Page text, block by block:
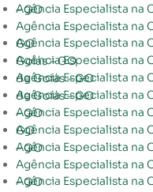
Agência Especialista na Criação de Site em Avelinópolis – GO
Agência Especialista na
Agência Especialista na Criação de Site em Barro Alto – GO
Agência Especialista na Criação de Site em Bela Vista de Goiás – GO
Agência Especialista na Criação de Site em Bom Jardim de Goiás – GO
Agência Especialista na Criação de Site em Bom Jesus de Goiás – GO
Agência Especialista na Criação de Site em Bonfinópolis – GO
Agência Especialista na Criação de Site em Bonópolis – GO
Agência Especialista na Criação de Site em Brazabrantes – GO
Agência Especialista na
Agência Especialista na Criação de Site em Buriti Alegre – GO